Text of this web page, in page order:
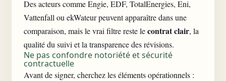
Des acteurs comme Engie, EDF, TotalEnergies, Eni,
Vattenfall ou ekWateur peuvent apparaître dans une
comparaison, mais le vrai filtre reste lecontrat clair, la
qualité du suivi et la transparence des révisions.
Ne pas confondre notoriété et sécurité
contractuelle
Avant de signer, cherchez les éléments opérationnels :